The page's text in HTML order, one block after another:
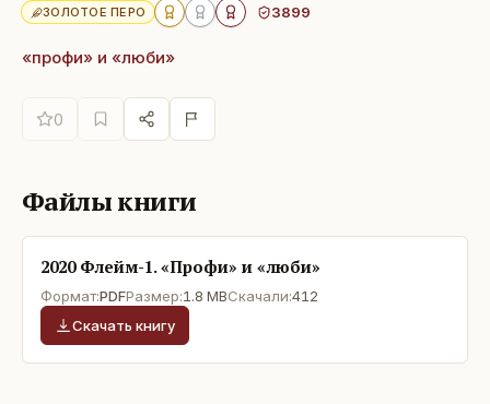
ЗОЛОТОЕ ПЕРО 3899
«профи» и «люби»
0
Файлы книги
2020 Флейм-1. «Профи» и «люби»
Формат:PDFРазмер:1.8 MBСкачали:412
Скачать книгу